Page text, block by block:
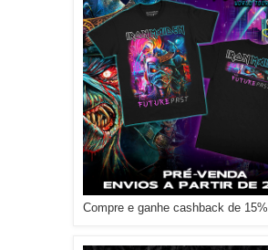
Compre e ganhe cashback de 15%